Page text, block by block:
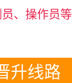
、操作员等
升线路